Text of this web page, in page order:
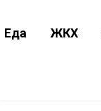
Еда ЖКХ